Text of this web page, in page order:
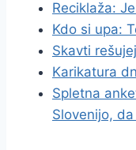
Reciklaža:
Kdo si upa:
Skavti
Karikatura
Spletna
Slovenijo,